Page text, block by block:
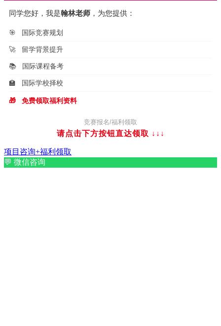
同学您好，我是翰林老师 ，为您提供：
🎯 国际竞赛规划
🚀 留学背景提升
📚 国际课程备考
🏫 国际学校择校
🎁 免费领取福利资料
竞赛报名/福利领取
请点击下方按钮直达领取 ↓↓↓
项目咨询+福利领取
💬 微信咨询